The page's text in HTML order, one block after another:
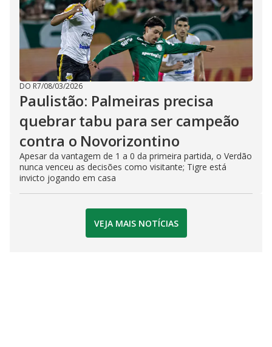
DO R7/08/03/2026
Paulistão: Palmeiras precisa
quebrar tabu para ser campeão
contra o Novorizontino
Apesar da vantagem de 1 a 0 da primeira partida, o Verdão
nunca venceu as decisões como visitante; Tigre está
invicto jogando em casa
VEJA MAIS NOTÍCIAS